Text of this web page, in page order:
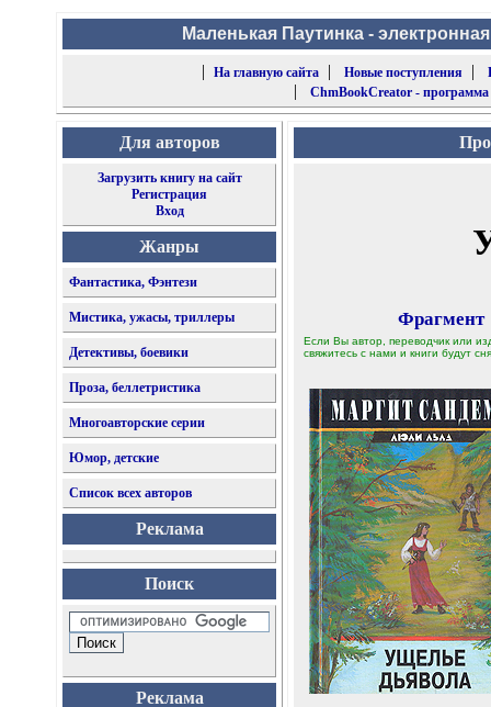
Маленькая Паутинка -
|
На главную сайта| Новые поступления |
| ChmBookCreator -
Для авторов
Загрузить книгу на сайт
Регистрация
Вход
Жанры
Фантастика, Фэнтези
Мистика, ужасы, триллеры
Детективы, боевики
Проза, беллетристика
Многоавторские серии
Юмор, детские
Список всех авторов
Реклама
Поиск
Реклама
Фрагмент
Если Вы автор, переводчик или
свяжитесь с нами и книги будут